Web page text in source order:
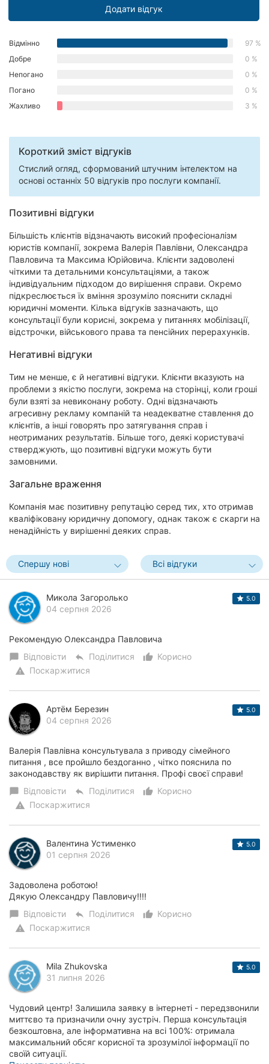
Додати відгук
Відмінно
97 %
Добре
0 %
Непогано
0 %
Погано
0 %
Жахливо
3 %
Короткий зміст відгуків
Стислий огляд, сформований штучним інтелектом на
основі останніх 50 відгуків про послуги компанії.
Позитивні відгуки
Більшість клієнтів відзначають високий професіоналізм
юристів компанії, зокрема Валерія Павлівни, Олександра
Павловича та Максима Юрійовича. Клієнти задоволені
чіткими та детальними консультаціями, а також
індивідуальним підходом до вирішення справи. Окремо
підкреслюється їх вміння зрозуміло пояснити складні
юридичні моменти. Кілька відгуків зазначають, що
консультації були корисні, зокрема у питаннях мобілізації,
відстрочки, військового права та пенсійних перерахунків.
Негативні відгуки
Тим не менше, є й негативні відгуки. Клієнти вказують на
проблеми з якістю послуги, зокрема на сторінці, коли гроші
були взяті за невиконану роботу. Одні відзначають
агресивну рекламу компаній та неадекватне ставлення до
клієнтів, а інші говорять про затягування справ і
неотриманих результатів. Більше того, деякі користувачі
стверджують, що позитивні відгуки можуть бути
замовними.
Загальне враження
Компанія має позитивну репутацію серед тих, хто отримав
кваліфіковану юридичну допомогу, однак також є скарги на
ненадійність у вирішенні деяких справ.
Спершу нові Всі відгуки
Микола Загоролько
04 серпня 2026
5.0
Рекомендую Олександра Павловича
chat_bubble Відповісти reply Поділитися thumb_up_alt
Корисно
warning Поскаржитися
Артём Березин
04 серпня 2026
5.0
Валерія Павлівна консультувала з приводу сімейного
питання , все пройшло бездоганно , чітко пояснила по
законодавству як вирішити питання. Профі своєї справи!
chat_bubble Відповісти reply Поділитися thumb_up_alt
Корисно
warning Поскаржитися
Валентина Устименко
01 серпня 2026
5.0
Задоволена роботою!
Дякую Олександру Павловичу!!!!
chat_bubble Відповісти reply Поділитися thumb_up_alt
Корисно
warning Поскаржитися
Mila Zhukovska
31 липня 2026
5.0
Чудовий центр! Залишила заявку в інтернеті - передзвонили
миттєво та призначили очну зустріч. Перша консультація
безкоштовна, але інформативна на всі 100%: отримала
максимальний обсяг корисної та зрозумілої інформації по
своїй ситуації.